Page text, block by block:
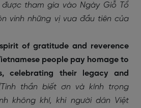
tham gia vào Ngày Giỗ Tổ
vinh những vị vua đầu tiên của
of gratitude and reverence
people pay homage to
celebrating their legacy and
thần biết ơn và kính trọng
không khí, khi người dân Việt